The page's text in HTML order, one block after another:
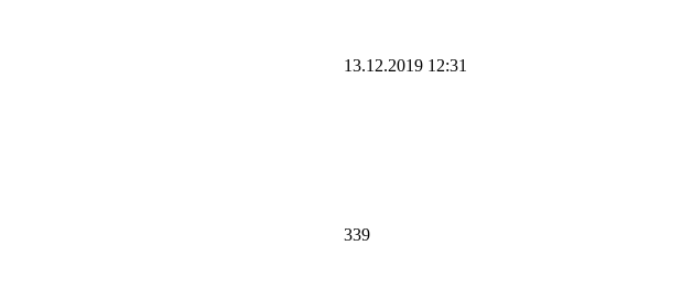
13.12.2019 12:31
339